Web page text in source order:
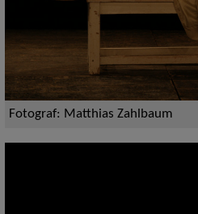
Fotograf: Matthias Zahlbaum